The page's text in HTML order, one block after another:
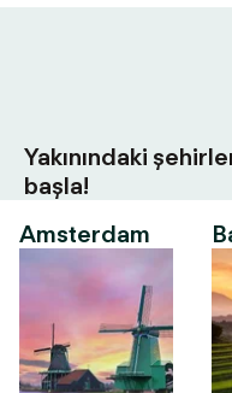
Yakınındaki
başla!
Amsterdam